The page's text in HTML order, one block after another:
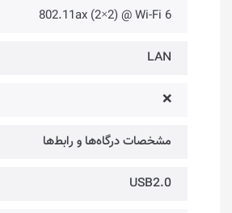
802.11ax (2×2) @ Wi-Fi 6
LAN
❌
مشخصات درگاه‌ها و رابط‌ها
USB2.0